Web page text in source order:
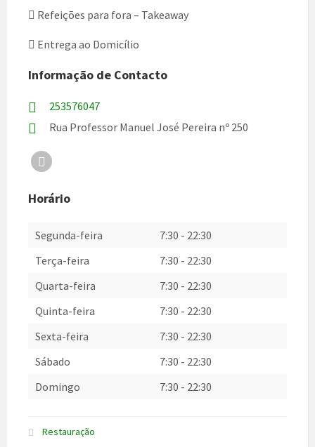
Refeições para fora – Takeaway
Entrega ao Domicílio
Informação de Contacto
253576047
Rua Professor Manuel José Pereira nº 250
Facebook
Horário
Segunda-feira 7:30 - 22:30
Terça-feira
7:30 - 22:30
Quarta-feira
7:30 - 22:30
Quinta-feira
7:30 - 22:30
Sexta-feira
7:30 - 22:30
Sábado
7:30 - 22:30
Domingo
7:30 - 22:30
Restauração